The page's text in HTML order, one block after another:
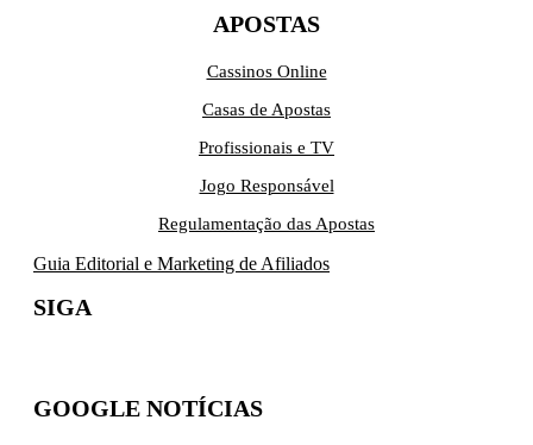
APOSTAS
Cassinos Online
Casas de Apostas
Profissionais e TV
Jogo Responsável
Regulamentação das Apostas
Guia Editorial e Marketing de Afiliados
SIGA
GOOGLE NOTÍCIAS